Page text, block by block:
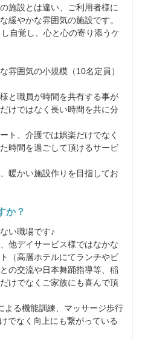
施設とは違い、ご利用者様に
緩やかな雰囲気の施設です。
自覚し、心と心の寄り添うケ
雰囲気の小規模（10名定員）
と職員が時間を共有する事が
けではなく長い時間を共に分
ト、介護では娯楽だけでなく
時間を過ごして頂けるサービ
暖かい施設作りを目指してお
か？
い職場です♪
他デイサービス様ではなかな
（高層ホテルにてランチやビ
の交流や日本舞踊指導等、稲
けでなくご家族にも喜んで頂
よる機能訓練、マッサージ歩行
でなく向上にも繋がっている